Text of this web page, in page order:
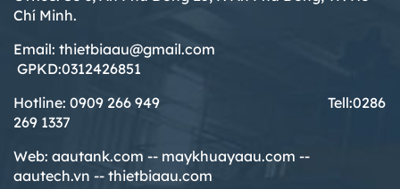
Chí Minh.
Email: thietbiaau@gmail.com
GPKD:0312426851
Hotline: 0909 266 949 Tell:0286
269 1337
Web: aautank.com -- maykhuayaau.com --
aautech.vn -- thietbiaau.com